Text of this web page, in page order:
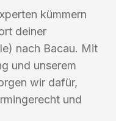
kümmern
deiner
nach Bacau. Mit
und unserem
wir dafür,
und